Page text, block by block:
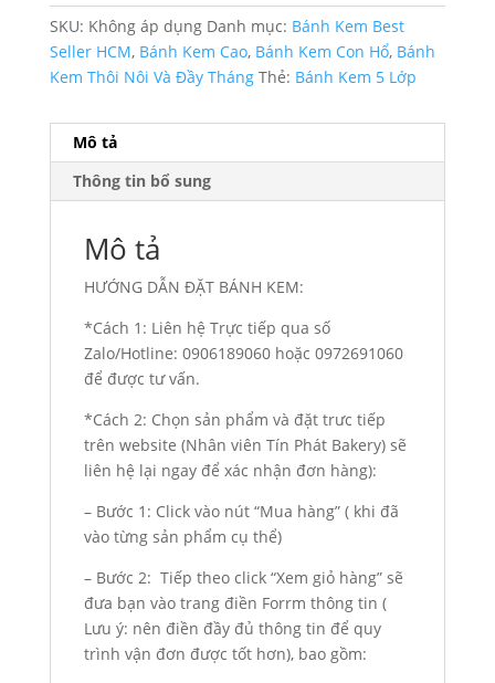
SKU: Không áp dụng Danh mục: Bánh Kem Best
Seller HCM, Bánh Kem Cao, Bánh Kem Con Hổ, Bánh
Kem Thôi Nôi Và Đầy Tháng Thẻ: Bánh Kem 5 Lớp
Mô tả
Thông tin bổ sung
Mô tả
HƯỚNG DẪN ĐẶT BÁNH KEM:
*Cách 1: Liên hệ Trực tiếp qua số
Zalo/Hotline: 0906189060 hoặc 0972691060
để được tư vấn.
*Cách 2: Chọn sản phẩm và đặt trưc tiếp
trên website (Nhân viên Tín Phát Bakery) sẽ
liên hệ lại ngay để xác nhận đơn hàng):
– Bước 1: Click vào nút “Mua hàng” ( khi đã
vào từng sản phẩm cụ thể)
– Bước 2: Tiếp theo click “Xem giỏ hàng” sẽ
đưa bạn vào trang điền Forrm thông tin (
Lưu ý: nên điền đầy đủ thông tin để quy
trình vận đơn được tốt hơn), bao gồm: